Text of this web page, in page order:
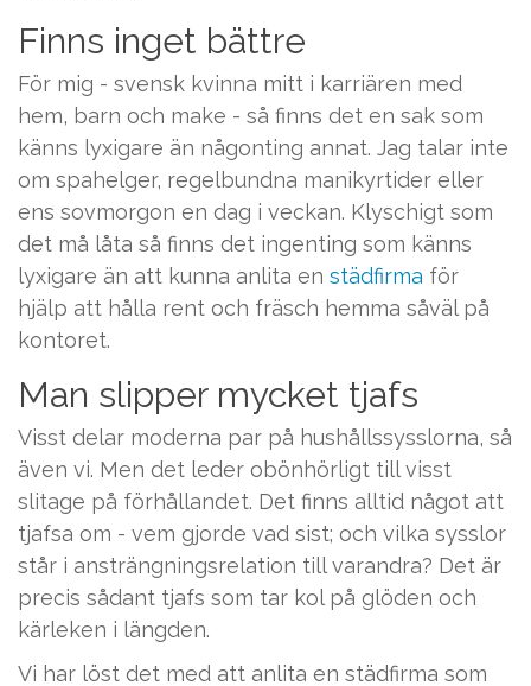
Finns inget bättre
För mig - svensk kvinna mitt i karriären med
hem, barn och make - så finns det en sak som
känns lyxigare än någonting annat. Jag talar inte
om spahelger, regelbundna manikyrtider eller
ens sovmorgon en dag i veckan. Klyschigt som
det må låta så finns det ingenting som känns
lyxigare än att kunna anlita en städfirma för
hjälp att hålla rent och fräsch hemma såväl på
kontoret.
Man slipper mycket tjafs
Visst delar moderna par på hushållssysslorna, så
även vi. Men det leder obönhörligt till visst
slitage på förhållandet. Det finns alltid något att
tjafsa om - vem gjorde vad sist; och vilka sysslor
står i ansträngningsrelation till varandra? Det är
precis sådant tjafs som tar kol på glöden och
kärleken i längden.
Vi har löst det med att anlita en städfirma som